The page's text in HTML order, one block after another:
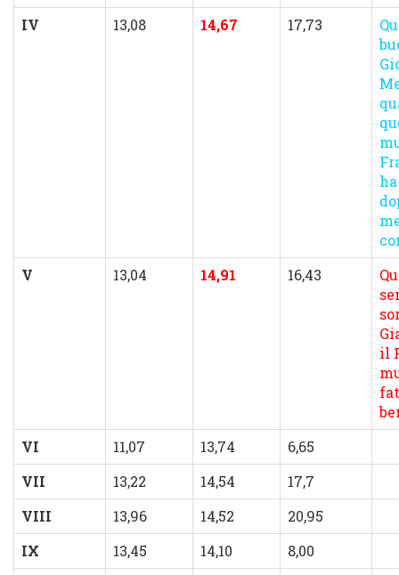
IV
13,08 14,67 17,73
V
13,04 14,91 16,43
il
VI
11,07 13,74
6,65
VII
13,22 14,54
17,7
VIII
13,96 14,52
20,95
IX
13,45 14,10
8,00